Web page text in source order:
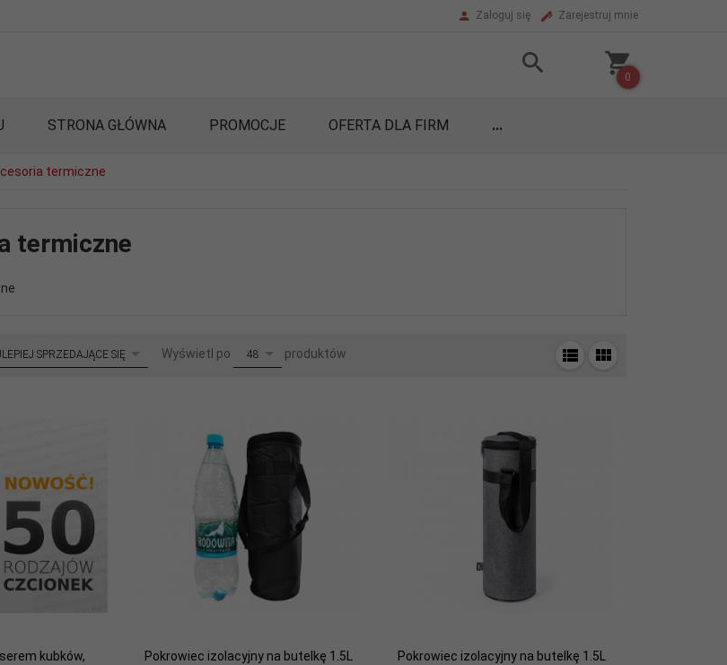
Zaloguj się Zarejestruj mnie
0
STRONA GŁÓWNA PROMOCJE OFERTA DLA FIRM ...
termiczne
termiczne
SPRZEDAJĄCE SIĘ Wyświetl po pop48 produktów
kubków,
Pokrowiec izolacyjny na butelkę 1.5L
Pokrowiec izolacyjny na butelkę 1.5L